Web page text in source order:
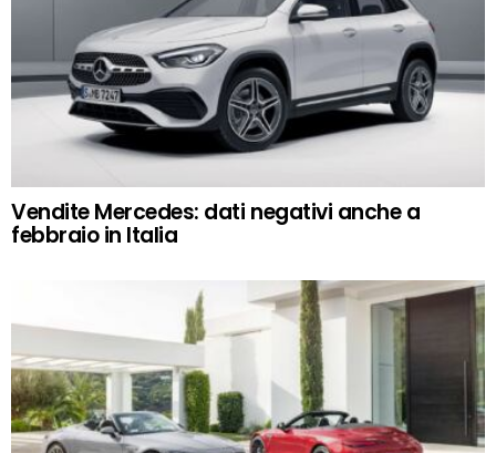
Vendite Mercedes: dati negativi anche a
febbraio in Italia